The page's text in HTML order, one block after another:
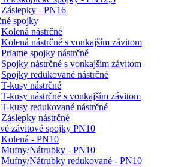
Záslepky - PN16
spojky
Kolená nástrčné
Kolená nástrčné s vonkajším závitom
Priame spojky nástrčné
Spojky nástrčné s vonkajším závitom
Spojky redukované nástrčné
T-kusy nástrčné
T-kusy nástrčné s vonkajším závitom
T-kusy redukované nástrčné
Záslepky nástrčné
závitové spojky PN10
Kolená - PN10
Mufny/Nátrubky - PN10
Mufny/Nátrubky redukované - PN10